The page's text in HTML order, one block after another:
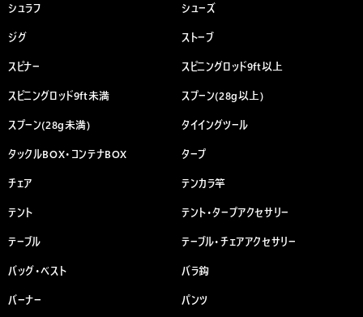
シュラフ シューズ
ジグ ストーブ
スピナー スピニングロッド9ft以上
スピニングロッド9ft未満 スプーン(28g以上)
スプーン(28g未満) タイイングツール
タックルBOX・コンテナBOX タープ
チェア テンカラ竿
テント テント・タープアクセサリー
テーブル テーブル・チェアアクセサリー
バッグ・ベスト バラ鈎
バーナー パンツ